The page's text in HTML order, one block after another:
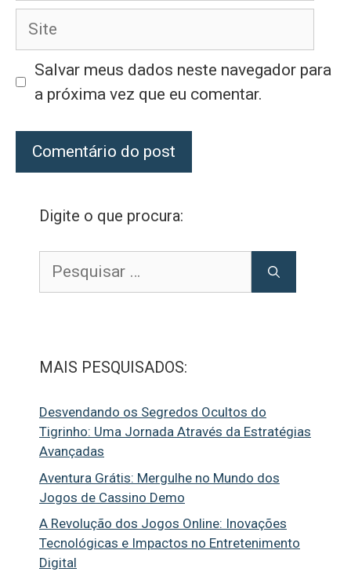
Site
Salvar meus dados neste navegador para
a próxima vez que eu comentar.
Digite o que procura:
por:
MAIS PESQUISADOS:
Desvendando os Segredos Ocultos do
Tigrinho: Uma Jornada Através da Estratégias
Avançadas
Aventura Grátis: Mergulhe no Mundo dos
Jogos de Cassino Demo
A Revolução dos Jogos Online: Inovações
Tecnológicas e Impactos no Entretenimento
Digital